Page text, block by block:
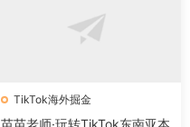
TikTok海外掘金
苗苗老师·玩转TikTok东南亚本